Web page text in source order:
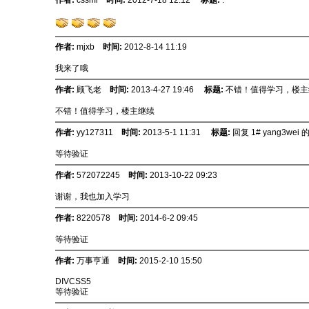
作者: mjxb 时间: 2012-8-14 11:19
我来了哦
作者: 顾飞老 时间: 2013-4-27 19:46 标题: 不错！值得学习，楼
不错！值得学习，楼主继续
作者: yy127311 时间: 2013-5-1 11:31 标题: 回复 1# yang3wei
等待验证
作者: 572072245 时间: 2013-10-22 09:23
谢谢，我也加入学习
作者: 8220578 时间: 2014-6-2 09:45
等待验证
作者: 万事亨通 时间: 2015-2-10 15:50
DIVCSS5
等待验证